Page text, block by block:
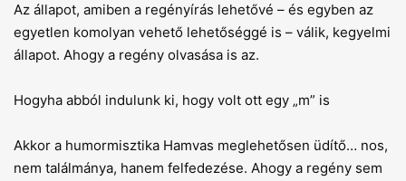
Az állapot, amiben a regényírás lehetővé – és egyben az
egyetlen komolyan vehető lehetőséggé is – válik, kegyelmi
állapot. Ahogy a regény olvasása is az.
Hogyha abból indulunk ki, hogy volt ott egy „m” is
Akkor a humormisztika Hamvas meglehetősen üdítő… nos,
nem találmánya, hanem felfedezése. Ahogy a regény sem